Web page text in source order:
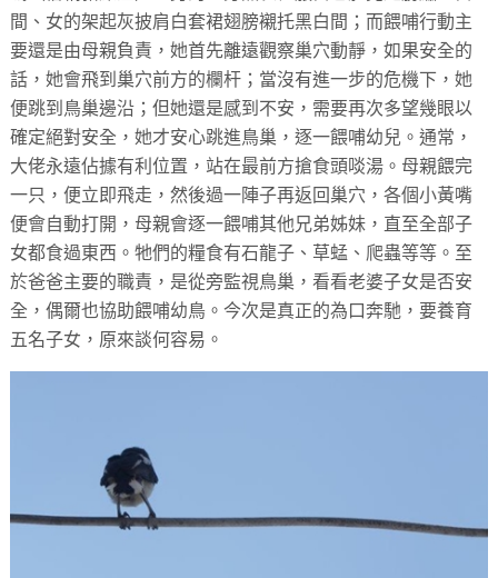
間、女的架起灰披肩白套裙翅膀襯托黑白間；而餵哺行動主
要還是由母親負責，她首先離遠觀察巢穴動靜，如果安全的
話，她會飛到巢穴前方的欄杆；當沒有進一步的危機下，她
便跳到鳥巢邊沿；但她還是感到不安，需要再次多望幾眼以
確定絕對安全，她才安心跳進鳥巢，逐一餵哺幼兒。通常，
大佬永遠佔據有利位置，站在最前方搶食頭啖湯。母親餵完
一只，便立即飛走，然後過一陣子再返回巢穴，各個小黃嘴
便會自動打開，母親會逐一餵哺其他兄弟姊妹，直至全部子
女都食過東西。牠們的糧食有石龍子、草蜢、爬蟲等等。至
於爸爸主要的職責，是從旁監視鳥巢，看看老婆子女是否安
全，偶爾也協助餵哺幼鳥。今次是真正的為口奔馳，要養育
五名子女，原來談何容易。